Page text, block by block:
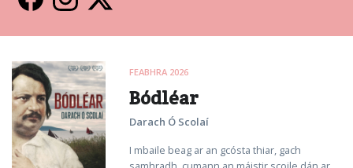
FEABHRA 2026
Bódléar
Darach Ó Scolaí
I mbaile beag ar an gcósta thiar, gach